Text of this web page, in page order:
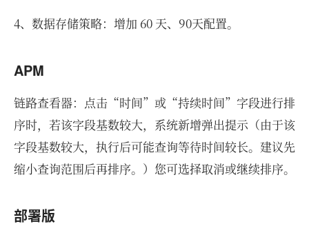
4、数据存储策略：增加 60 天、90天配置。
APM
链路查看器：点击“时间”或“持续时间”字段进行排
序时，若该字段基数较大，系统新增弹出提示（由于该
字段基数较大，执行后可能查询等待时间较长。建议先
缩小查询范围后再排序。）您可选择取消或继续排序。
部署版